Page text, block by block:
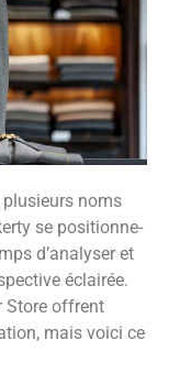
plusieurs noms
se positionne-
d’analyser et
éclairée.
Store offrent
mais voici ce